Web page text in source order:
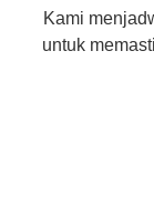
Kami
untuk